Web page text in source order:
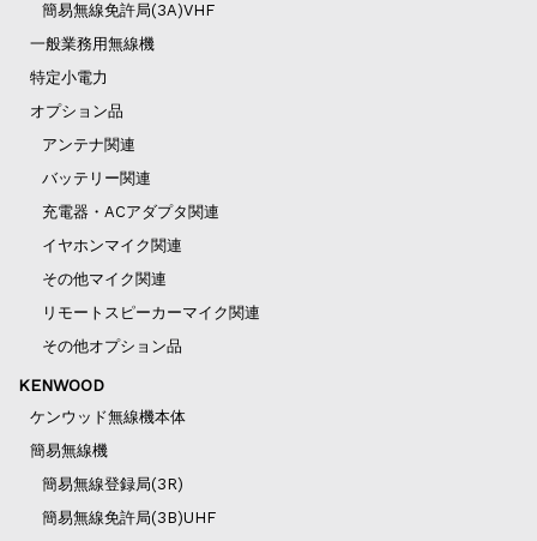
簡易無線免許局(3A)VHF
一般業務用無線機
特定小電力
オプション品
アンテナ関連
バッテリー関連
充電器・ACアダプタ関連
イヤホンマイク関連
その他マイク関連
リモートスピーカーマイク関連
その他オプション品
KENWOOD
ケンウッド無線機本体
簡易無線機
簡易無線登録局(3R)
簡易無線免許局(3B)UHF